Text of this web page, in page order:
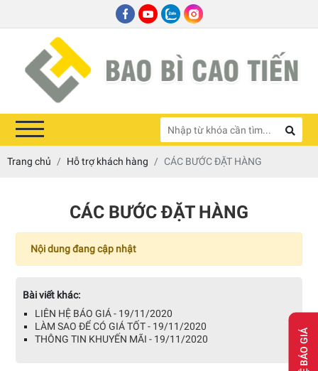
Trang chủ Hỗ trợ khách hàng CÁC BƯỚC ĐẶT HÀNG
CÁC BƯỚC ĐẶT HÀNG
Nội dung đang cập nhật
Bài viết khác:
LIÊN HỆ BÁO GIÁ - 19/11/2020
LÀM SAO ĐỂ CÓ GIÁ TỐT - 19/11/2020
THÔNG TIN KHUYẾN MÃI - 19/11/2020